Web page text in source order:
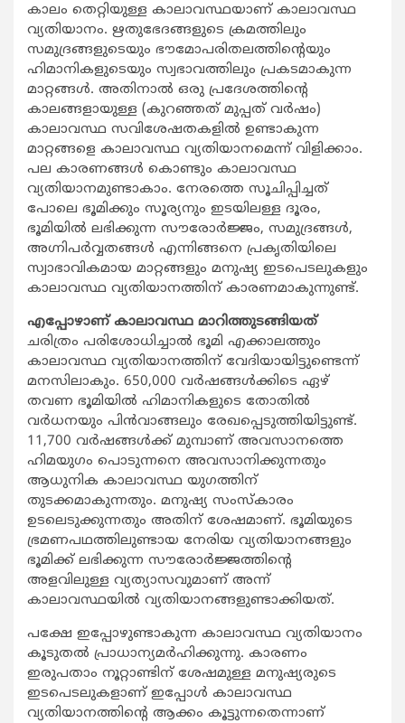
കാലം തെറ്റിയുള്ള കാലാവസ്ഥയാണ് കാലാവസ്ഥ
വ്യതിയാനം. ഋതുഭേദങ്ങളുടെ ക്രമത്തിലും
സമുദ്രങ്ങളുടെയും ഭൗമോപരിതലത്തിന്റെയും
ഹിമാനികളുടെയും സ്വഭാവത്തിലും പ്രകടമാകുന്ന
മാറ്റങ്ങള്‍. അതിനാല്‍ ഒരു പ്രദേശത്തിന്റെ
കാലങ്ങളായുള്ള (കുറഞ്ഞത് മുപ്പത് വര്‍ഷം)
കാലാവസ്ഥ സവിശേഷതകളില്‍ ഉണ്ടാകുന്ന
മാറ്റങ്ങളെ കാലാവസ്ഥ വ്യതിയാനമെന്ന് വിളിക്കാം.
പല കാരണങ്ങള്‍ കൊണ്ടും കാലാവസ്ഥ
വ്യതിയാനമുണ്ടാകാം. നേരത്തെ സൂചിപ്പിച്ചത്
പോലെ ഭൂമിക്കും സൂര്യനും ഇടയിലള്ള ദൂരം,
ഭൂമിയില്‍ ലഭിക്കുന്ന സൗരോര്‍ജ്ജം, സമുദ്രങ്ങള്‍,
അഗ്നിപര്‍വ്വതങ്ങള്‍ എന്നിങ്ങനെ പ്രകൃതിയിലെ
സ്വാഭാവികമായ മാറ്റങ്ങളും മനുഷ്യ ഇടപെടലുകളും
കാലാവസ്ഥ വ്യതിയാനത്തിന് കാരണമാകുന്നുണ്ട്.
എപ്പോഴാണ് കാലാവസ്ഥ മാറിത്തുടങ്ങിയത്
ചരിത്രം പരിശോധിച്ചാല്‍ ഭൂമി എക്കാലത്തും
കാലാവസ്ഥ വ്യതിയാനത്തിന് വേദിയായിട്ടുണ്ടെന്ന്
മനസിലാകും. 650,000 വര്‍ഷങ്ങള്‍ക്കിടെ ഏഴ്
തവണ ഭൂമിയില്‍ ഹിമാനികളുടെ തോതില്‍
വര്‍ധനയും പിന്‍വാങ്ങലും രേഖപ്പെടുത്തിയിട്ടുണ്ട്.
11,700 വര്‍ഷങ്ങള്‍ക്ക് മുമ്പാണ് അവസാനത്തെ
ഹിമയുഗം പൊടുന്നനെ അവസാനിക്കുന്നതും
ആധുനിക കാലാവസ്ഥ യുഗത്തിന്
തുടക്കമാകുന്നതും. മനുഷ്യ സംസ്‌കാരം
ഉടലെടുക്കുന്നതും അതിന് ശേഷമാണ്. ഭൂമിയുടെ
ഭ്രമണപഥത്തിലുണ്ടായ നേരിയ വ്യതിയാനങ്ങളും
ഭൂമിക്ക് ലഭിക്കുന്ന സൗരോര്‍ജ്ജത്തിന്റെ
അളവിലുള്ള വ്യത്യാസവുമാണ് അന്ന്
കാലാവസ്ഥയില്‍ വ്യതിയാനങ്ങളുണ്ടാക്കിയത്.
പക്ഷേ ഇപ്പോഴുണ്ടാകുന്ന കാലാവസ്ഥ വ്യതിയാനം
കൂടുതല്‍ പ്രാധാന്യമര്‍ഹിക്കുന്നു. കാരണം
ഇരുപതാം നൂറ്റാണ്ടിന് ശേഷമുള്ള മനുഷ്യരുടെ
ഇടപെടലുകളാണ് ഇപ്പോള്‍ കാലാവസ്ഥ
വ്യതിയാനത്തിന്റെ ആക്കം കൂട്ടുന്നതെന്നാണ്